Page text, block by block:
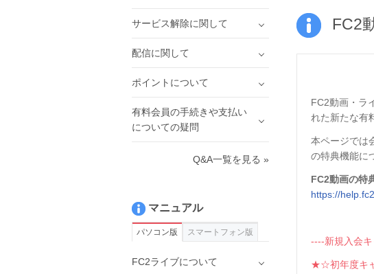
FC2
FC2動画・ラ
れた新たな有
本ページでは
の特典機能に
FC2動画の特
https://
----新規入会
★☆初年度キ
サービス解除に関して
配信に関して
ポイントについて
有料会員の手続きや支払い
についての疑問
Q&A一覧を見る »
マニュアル
パソコン版 スマートフォン版
FC2ライブについて